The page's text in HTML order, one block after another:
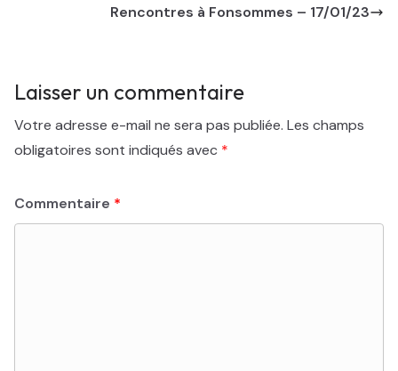
Rencontres à Fonsommes – 17/01/23
Laisser un commentaire
Votre adresse e-mail ne sera pas publiée. Les champs
obligatoires sont indiqués avec *
Commentaire *